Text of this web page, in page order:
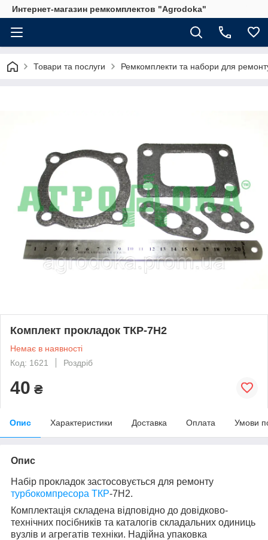
Интернет-магазин ремкомплектов "Agrodoka"
Товари та послуги Ремкомплекти та набори для
Комплект прокладок ТКР-7Н2
Немає в наявності
Код: 1621
Роздріб
40 ₴
Опис Характеристики Доставка Оплата Умови
Опис
Набір прокладок застосовується для ремонту
турбокомпресора ТКР-7Н2.
Комплектація складена відповідно до довідково-
технічних посібників та каталогів складальних одиниць
вузлів и агрегатів техніки. Надійна упаковка